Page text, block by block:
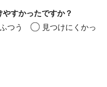
すかったですか？
ふつう
見つけにくかっ